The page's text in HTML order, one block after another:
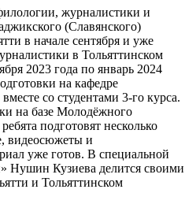
журналистики и
(Славянского)
в начале сентября и уже
в Тольяттинском
2023 года по январь 2024
на кафедре
со студентами 3-го курса.
на базе Молодёжного
подготовят несколько
видеосюжеты и
уже готов. В специальной
Нушин Кузиева делится своими
и Тольяттинском